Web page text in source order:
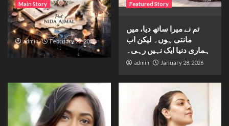
Main Story
Waiting for sunshine
admin February 22, 2026
Featured Story
تم نے میرا ساتھ دیا، میں
مانتی ہوں۔ لیکن اب
ہماری دنیا ایک نہیں رہی۔
admin January 28, 2026